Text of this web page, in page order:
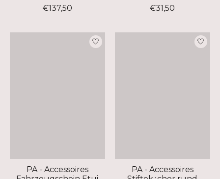
€137,50
€31,50
PA - Accessoires
PA - Accessoires